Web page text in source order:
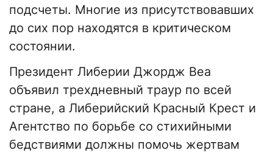
подсчеты. Многие из присутствовавших
до сих пор находятся в критическом
состоянии.
Президент Либерии Джордж Веа
объявил трехдневный траур по всей
стране, а Либерийский Красный Крест и
Агентство по борьбе со стихийными
бедствиями должны помочь жертвам